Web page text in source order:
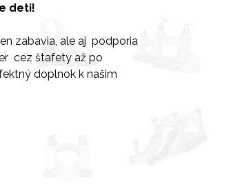
deti!
zabavia, ale aj podporia
cez štafety až po
doplnok k našim